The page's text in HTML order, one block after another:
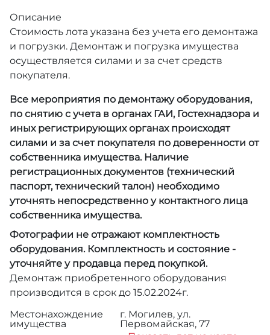
Описание
Стоимость лота указана без учета его демонтажа
и погрузки. Демонтаж и погрузка имущества
осуществляется силами и за счет средств
покупателя.
Все мероприятия по демонтажу оборудования,
по снятию с учета в органах ГАИ, Гостехнадзора и
иных регистрирующих органах происходят
силами и за счет покупателя по доверенности от
собственника имущества. Наличие
регистрационных документов (технический
паспорт, технический талон) необходимо
уточнять непосредственно у контактного лица
собственника имущества.
Фотографии не отражают комплектность
оборудования. Комплектность и состояние -
уточняйте у продавца перед покупкой.
Демонтаж приобретенного оборудования
производится в срок до 15.02.2024г.
Местонахождение
имущества
г. Могилев, ул.
Первомайская, 77